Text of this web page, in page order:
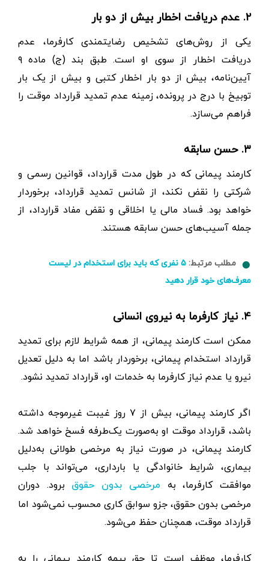
۲. عدم دریافت اخطار بیش از دو بار
یکی از روش‌های تشخیص رضایتمندی کارفرما، عدم
دریافت اخطار از سوی او است. طبق بند (ج) ماده ۹
آیین‌نامه، بیش از دو بار اخطار کتبی و بیش از یک بار
توبیخ با درج در پرونده، زمینه عدم تمدید قرارداد موقت را
فراهم می‌سازد.
۳. حسن سابقه
کارمند پیمانی که در طول مدت قرارداد، قوانین رسمی و
شرکتی را نقض نکند، از شانس تمدید قرارداد، برخوردار
خواهد بود. فساد مالی یا اخلاقی و نقض مفاد قرارداد، از
جمله آسیب‌های حسن سابقه هستند.
مطلب مرتبط:
۵ نفری که باید برای استخدام در لیست
معرف‌های خود قرار دهید
۴. نیاز کارفرما به نیروی انسانی
ممکن است کارمند پیمانی، از همه شرایط لازم برای تمدید
قرارداد استخدام پیمانی، برخوردار باشد اما به دلیل تعدیل
نیرو یا عدم نیاز کارفرما به خدمات او، قرارداد تمدید نشود.
اگر کارمند پیمانی، بیش از ۷ روز غیبت غیرموجه داشته
باشد، قرارداد موقت او به‌صورت یک‌طرفه فسخ خواهد شد.
کارمند پیمانی، در صورت نیاز به مرخصی طولانی به‌دلیل
بیماری، شرایط خانوادگی یا بارداری، می‌تواند با جلب
موافقت کارفرما، به
مرخصی بدون حقوق برود. دوران
مرخصی بدون حقوق، جزو سوابق کاری محسوب نمی‌شود اما
قرارداد موقت، همچنان حفظ می‌شود.